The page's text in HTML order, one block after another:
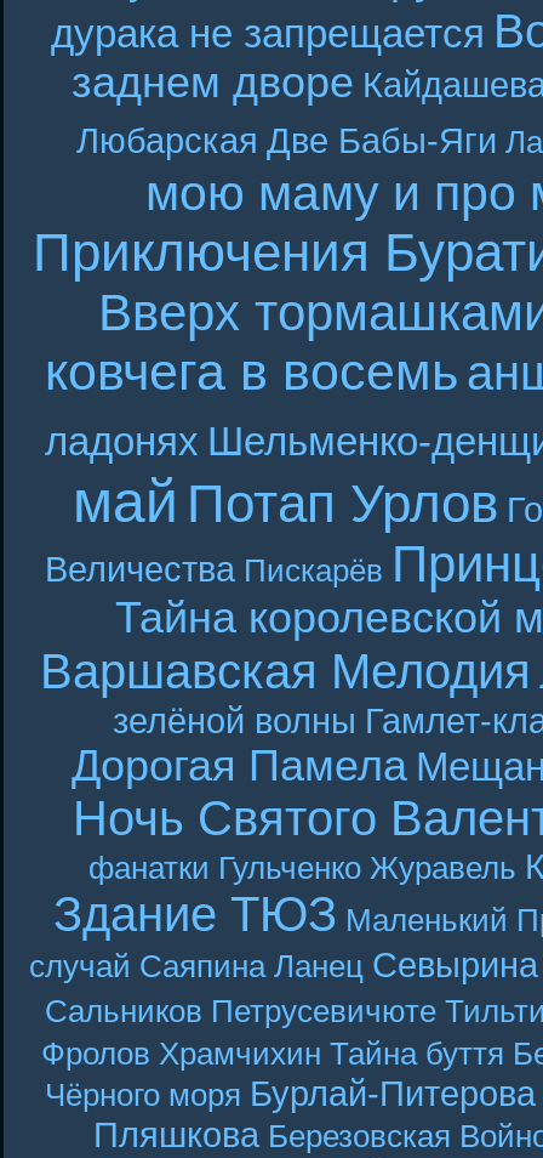
дурака не запрещается
заднем дворе
Любарская Две Бабы-Яги
мою маму и про
Приключения
Вверх
ковчега в восемь
ладонях Шельменко-
май Потап Урлов
Величества Пискарёв
Тайна королевской
Варшавская Мелодия
зелёной волны Гамлет-
Дорогая Памела
Ночь Святого
фанатки Гульченко Журавель
Здание ТЮЗ Маленький
случай Саяпина Ланец Севырина
Сальников Петрусевичюте
Фролов Храмчихин Тайна буття
Чёрного моря Бурлай-Питерова
Пляшкова Березовская